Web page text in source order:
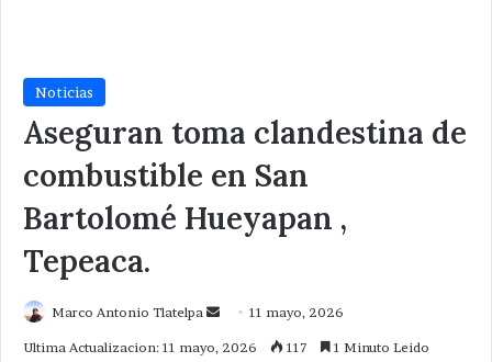
Noticias
Aseguran toma clandestina de
combustible en San
Bartolomé Hueyapan ,
Tepeaca.
Marco Antonio Tlatelpa
Send11 mayo, 2026
Ultima Actualizacion: 11 mayo, 2026 117 1 Minuto Leido